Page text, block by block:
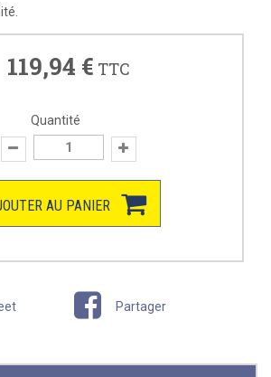
119,94 € TTC
Quantité
AU PANIER
Partager